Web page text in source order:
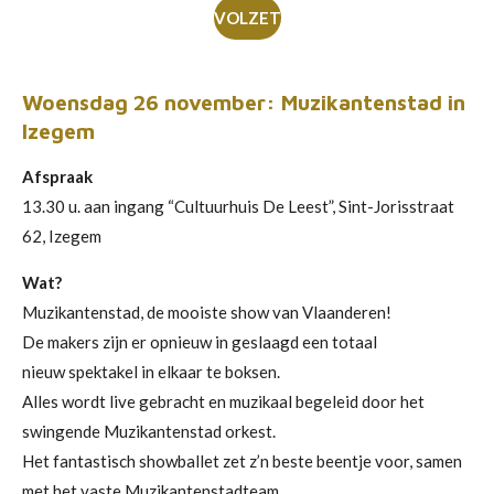
VOLZET
Woensdag 26 november: Muzikantenstad in
Izegem
Afspraak
13.30 u. aan ingang “Cultuurhuis De Leest”, Sint-Jorisstraat
62, Izegem
Wat?
Muzikantenstad, de mooiste show van Vlaanderen!
De makers zijn er opnieuw in geslaagd een totaal
nieuw spektakel in elkaar te boksen.
Alles wordt live gebracht en muzikaal begeleid door het
swingende Muzikantenstad orkest.
Het fantastisch showballet zet z’n beste beentje voor, samen